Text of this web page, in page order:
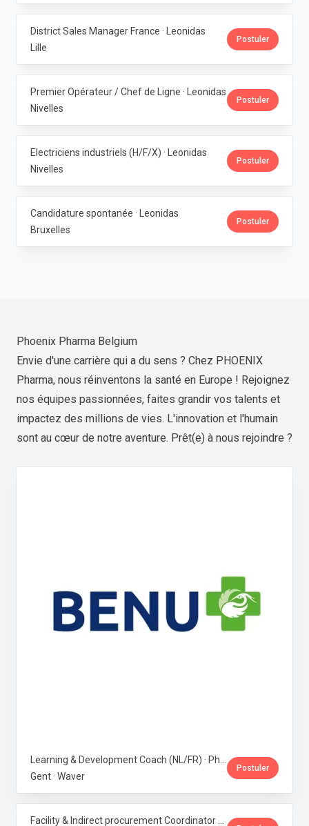
District Sales Manager France · Leonidas
Lille
Postuler
Premier Opérateur / Chef de Ligne · Leonidas
Nivelles
Postuler
Electriciens industriels (H/F/X) · Leonidas
Nivelles
Postuler
Candidature spontanée · Leonidas
Bruxelles
Postuler
Phoenix Pharma Belgium
Envie d'une carrière qui a du sens ? Chez PHOENIX
Pharma, nous réinventons la santé en Europe ! Rejoignez
nos équipes passionnées, faites grandir vos talents et
impactez des millions de vies. L'innovation et l'humain
sont au cœur de notre aventure. Prêt(e) à nous rejoindre ?
Gent · Waver
Postuler